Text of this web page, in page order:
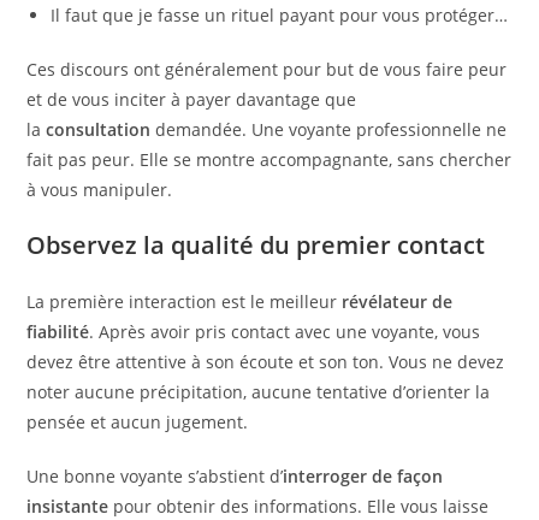
Il faut que je fasse un rituel payant pour vous protéger…
Ces discours ont généralement pour but de vous faire peur
et de vous inciter à payer davantage que
laconsultation demandée. Une voyante professionnelle ne
fait pas peur. Elle se montre accompagnante, sans chercher
à vous manipuler.
Observez la qualité du premier contact
La première interaction est le meilleur révélateur de
fiabilité. Après avoir pris contact avec une voyante, vous
devez être attentive à son écoute et son ton. Vous ne devez
noter aucune précipitation, aucune tentative d’orienter la
pensée et aucun jugement.
Une bonne voyante s’abstient d’interroger de façon
insistante pour obtenir des informations. Elle vous laisse